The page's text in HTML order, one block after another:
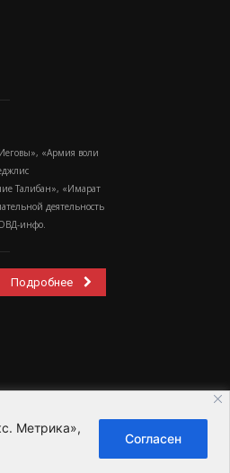
Метрика»,
Согласен
«Армия воли
Талибан», «Имарат
деятельность
инфо.
Подробнее